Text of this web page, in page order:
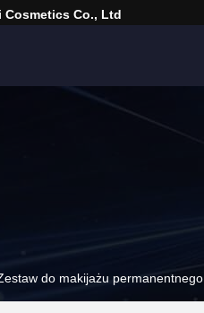
Cosmetics Co., Ltd
do makijażu permanentnego